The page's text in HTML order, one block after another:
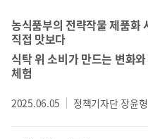
농식품부의 전략작물 제품화
직접 맛보다
식탁 위 소비가 만드는 변화
체험
2025.06.05 정책기자단 장윤형